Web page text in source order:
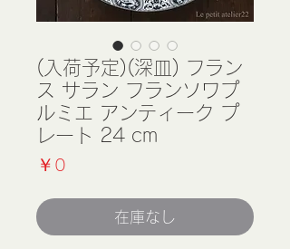
(入荷予定)(深皿) フラン
ス サラン フランソワプ
ルミエ アンティーク プ
レート 24 cm
￥0
在庫なし